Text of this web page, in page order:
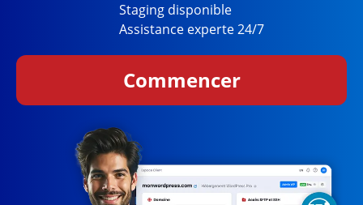
Staging disponible
Assistance experte 24/7
Commencer